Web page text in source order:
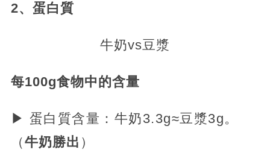
2、蛋白質
牛奶vs豆漿
每100g食物中的含量
▶ 蛋白質含量：牛奶3.3g≈豆漿3g。
（牛奶勝出 ）